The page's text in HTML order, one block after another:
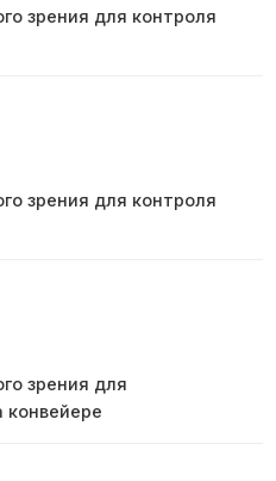
зрения для контроля
зрения для контроля
зрения для
конвейере